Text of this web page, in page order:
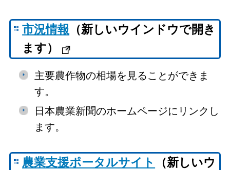
市況情報 （新しいウインドウで開き
ます）
主要農作物の相場を見ることができま
す。
日本農業新聞のホームページにリンクし
ます。
農業支援ポータルサイト
（新しいウ